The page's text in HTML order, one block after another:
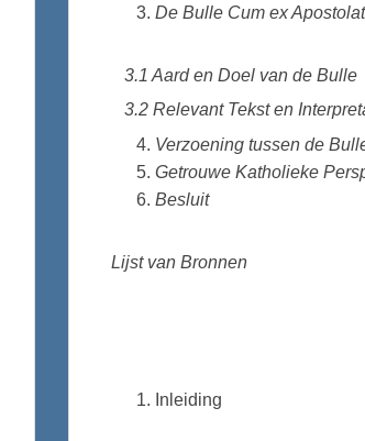
De Bulle Cum ex
3.1 Aard en Doel van de Bulle
3.2 Relevant Tekst en
Verzoening tussen de
Getrouwe Katholieke
Besluit
Lijst van Bronnen
Inleiding